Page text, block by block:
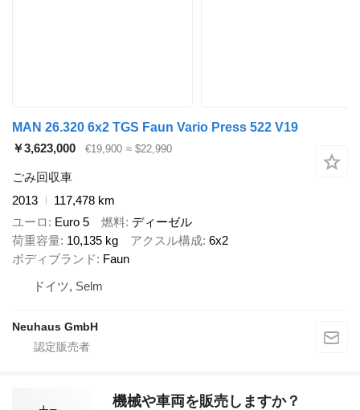
MAN 26.320 6x2 TGS Faun Vario Press 522 V19
￥3,623,000
€19,900 ≈ $22,990
ごみ回収車
2013
117,478 km
ユーロ
Euro 5 燃料 ディーゼル
荷重容量 10,135 kg アクスル構成 6x2
ボディブランド
Faun
ドイツ, Selm
Neuhaus GmbH
機械や車両を販売しますか？